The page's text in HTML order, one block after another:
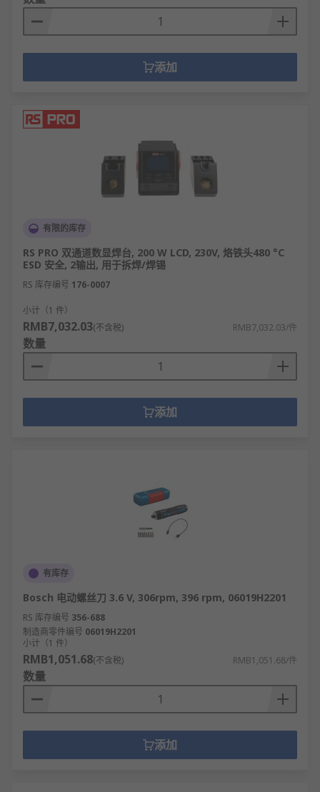
添加
有限的库存
RS PRO 双通道数显焊台, 200 W LCD, 230V, 烙铁头480 °C
ESD 安全, 2输出, 用于拆焊/焊锡
RS 库存编号 176-0007
小计（1 件）
RMB7,032.03(不含税) RMB7,032.03/件
数量
添加
有库存
Bosch 电动螺丝刀 3.6 V, 306rpm, 396 rpm, 06019H2201
RS 库存编号 356-688
制造商零件编号 06019H2201
小计（1 件）
RMB1,051.68(不含税) RMB1,051.68/件
数量
添加